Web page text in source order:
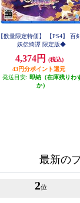
【数量限定特価】 【PS4】 百
妖伝綺譚 限定版◆
4,374円
(税込)
43円分ポイント還元
発送目安: 即納（在庫残りわ
か）
最新の
2位